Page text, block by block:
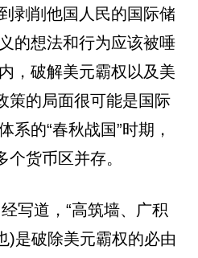
剥削他国人民的国际储
的想法和行为应该被唾
，破解美元霸权以及美
策的局面很可能是国际
系的“春秋战国”时期，
个货币区并存。
写道，“高筑墙、广积
)是破除美元霸权的必由